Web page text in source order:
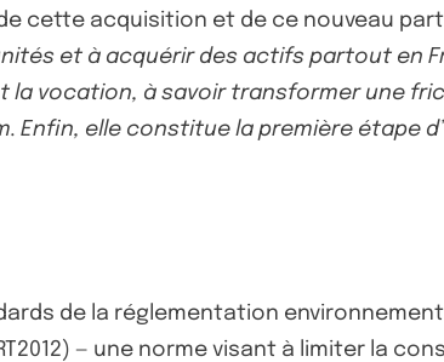
cette acquisition et de ce nouveau
et à acquérir des actifs partout en
vocation, à savoir transformer une
Enfin, elle constitue la première étape
de la réglementation
— une norme visant à limiter la